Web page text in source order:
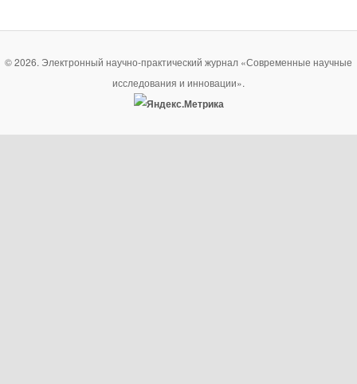
© 2026. Электронный научно-практический журнал «Современные научные
исследования и инновации».